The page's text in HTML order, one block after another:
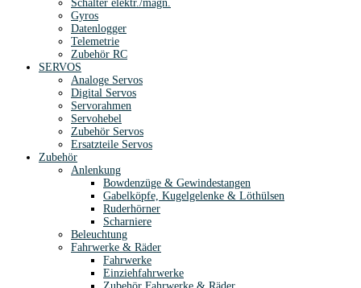
Schalter elektr./magn.
Gyros
Datenlogger
Telemetrie
Zubehör RC
SERVOS
Analoge Servos
Digital Servos
Servorahmen
Servohebel
Zubehör Servos
Ersatzteile Servos
Zubehör
Anlenkung
Bowdenzüge & Gewindestangen
Gabelköpfe, Kugelgelenke & Löthülsen
Ruderhörner
Scharniere
Beleuchtung
Fahrwerke & Räder
Fahrwerke
Einziehfahrwerke